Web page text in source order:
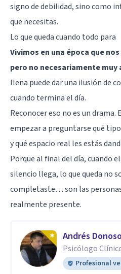
signo de debilidad, sino como
que necesitas.
Lo que queda cuando todo para
Vivimos en una época que
pero no necesariamente muy
llena puede dar una ilusión de
cuando termina el día.
Reconocer eso no es un drama.
empezar a preguntarse qué
y qué espacio real les estás
Porque al final del día, cuando
silencio llega, lo que queda no
completaste… son las
realmente presente.
Andrés
Psicólogo
Profesional